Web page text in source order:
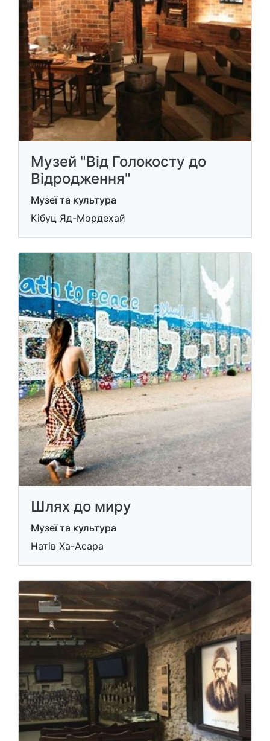
Музей "Від Голокосту до
Відродження"
Музеї та культура
Кібуц Яд-Мордехай
Шлях до миру
Музеї та культура
Натів Ха-Асара